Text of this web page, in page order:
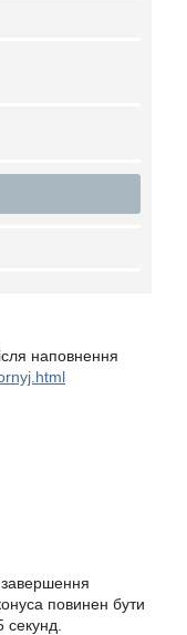
наповнення
завершення
повинен бути